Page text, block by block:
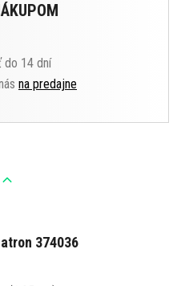
do 14 dní
na predajne
374036